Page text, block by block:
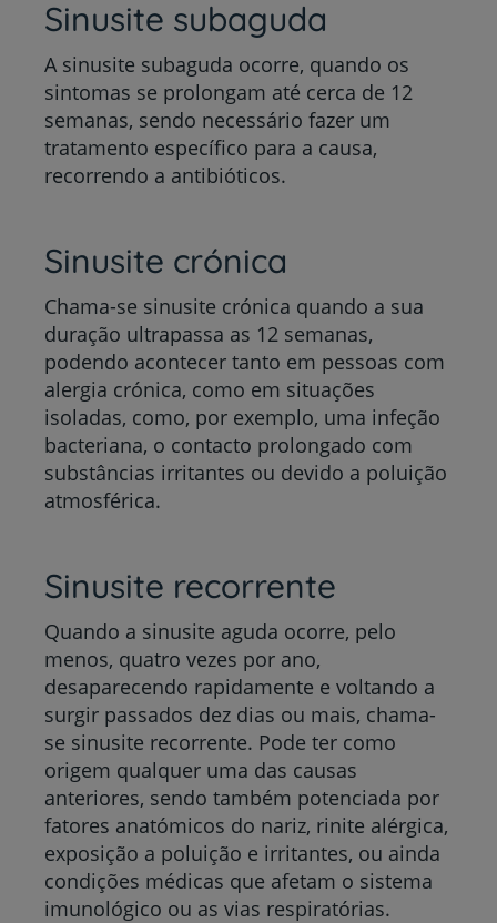
Sinusite subaguda
A sinusite subaguda ocorre, quando os
sintomas se prolongam até cerca de 12
semanas, sendo necessário fazer um
tratamento específico para a causa,
recorrendo a antibióticos.
Sinusite crónica
Chama-se sinusite crónica quando a sua
duração ultrapassa as 12 semanas,
podendo acontecer tanto em pessoas com
alergia crónica, como em situações
isoladas, como, por exemplo, uma infeção
bacteriana, o contacto prolongado com
substâncias irritantes ou devido a poluição
atmosférica.
Sinusite recorrente
Quando a sinusite aguda ocorre, pelo
menos, quatro vezes por ano,
desaparecendo rapidamente e voltando a
surgir passados dez dias ou mais, chama-
se sinusite recorrente. Pode ter como
origem qualquer uma das causas
anteriores, sendo também potenciada por
fatores anatómicos do nariz, rinite alérgica,
exposição a poluição e irritantes, ou ainda
condições médicas que afetam o sistema
imunológico ou as vias respiratórias.